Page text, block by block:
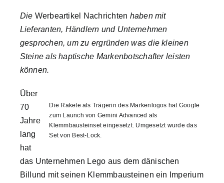
Suche
nach:
Die Werbeartikel Nachrichten haben mit
Lieferanten, Händlern und Unternehmen
gesprochen, um zu ergründen was die kleinen
Steine als haptische Markenbotschafter leisten
können.
Die Rakete als Trägerin des Markenlogos hat Google
zum Launch von Gemini Advanced als
Klemmbausteinset eingesetzt. Umgesetzt wurde das
Set von Best-Lock.
Über
70
Jahre
lang
hat
das Unternehmen Lego aus dem dänischen
Billund mit seinen Klemmbausteinen ein Imperium